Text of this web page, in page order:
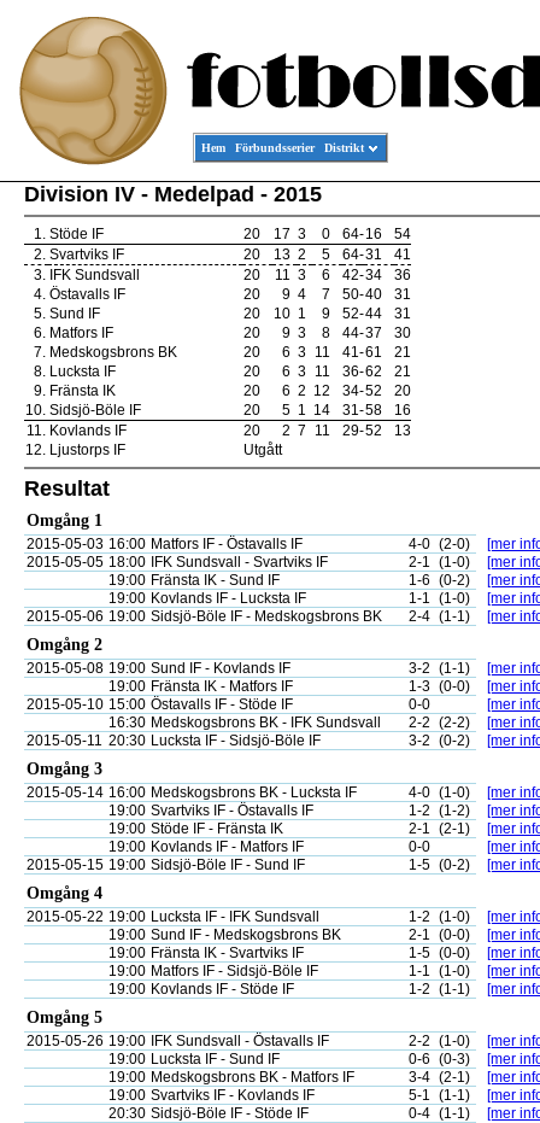
Hem Förbundsserier Distrikt
Division IV - Medelpad - 2015
1. Stöde IF 20 17 3 0 64-16
54
2. Svartviks IF 20 13 2 5 64-31
41
3. IFK Sundsvall 20 11 3 6 42-34
36
4. Östavalls IF 20 9 4 7 50-40
31
5. Sund IF 20 10 1 9 52-44
31
6. Matfors IF 20 9 3 8 44-37
30
7. Medskogsbrons BK 20 6 3 11 41-61
21
8. Lucksta IF 20 6 3 11 36-62
21
9. Fränsta IK 20 6 2 12 34-52
20
10. Sidsjö-Böle IF 20 5 1 14 31-58
16
11. Kovlands IF 20 2 7 11 29-52
13
12. Ljustorps IF Utgått
Resultat
Omgång 1
2015-05-03 16:00 Matfors IF - Östavalls IF 4-0 (2-0)
[mer
2015-05-05 18:00 IFK Sundsvall - Svartviks IF 2-1 (1-0)
[mer
19:00 Fränsta IK - Sund IF 1-6 (0-2)
[mer
19:00 Kovlands IF - Lucksta IF 1-1 (1-0)
[mer
2015-05-06 19:00 Sidsjö-Böle IF - Medskogsbrons BK 2-4 (1-1) [mer
Omgång 2
2015-05-08 19:00 Sund IF - Kovlands IF 3-2 (1-1)
[mer
19:00 Fränsta IK - Matfors IF 1-3 (0-0)
[mer
2015-05-10 15:00 Östavalls IF - Stöde IF 0-0
[mer
16:30 Medskogsbrons BK - IFK Sundsvall 2-2 (2-2)
[mer
2015-05-11 20:30 Lucksta IF - Sidsjö-Böle IF 3-2 (0-2) [mer
Omgång 3
2015-05-14 16:00 Medskogsbrons BK - Lucksta IF 4-0 (1-0)
[mer
19:00 Svartviks IF - Östavalls IF 1-2 (1-2)
[mer
19:00 Stöde IF - Fränsta IK 2-1 (2-1)
[mer
19:00 Kovlands IF - Matfors IF 0-0
[mer
2015-05-15 19:00 Sidsjö-Böle IF - Sund IF 1-5 (0-2) [mer
Omgång 4
2015-05-22 19:00 Lucksta IF - IFK Sundsvall 1-2 (1-0)
[mer
19:00 Sund IF - Medskogsbrons BK 2-1 (0-0)
[mer
19:00 Fränsta IK - Svartviks IF 1-5 (0-0)
[mer
19:00 Matfors IF - Sidsjö-Böle IF 1-1 (1-0)
[mer
19:00 Kovlands IF - Stöde IF 1-2 (1-1) [mer
Omgång 5
2015-05-26 19:00 IFK Sundsvall - Östavalls IF 2-2 (1-0)
[mer
19:00 Lucksta IF - Sund IF 0-6 (0-3)
[mer
19:00 Medskogsbrons BK - Matfors IF 3-4 (2-1)
[mer
19:00 Svartviks IF - Kovlands IF 5-1 (1-1)
[mer
20:30 Sidsjö-Böle IF - Stöde IF 0-4 (1-1) [mer